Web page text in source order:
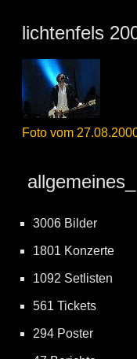
lichtenfels
Foto vom
allgemeines_
3006 Bilder
1801 Konzerte
1092 Setlisten
561 Tickets
294 Poster